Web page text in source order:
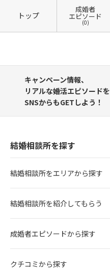
トップ
成婚者
エピソード
(0)
キャンペーン情報、
リアルな婚活エピソードを
SNSからもGETしよう！
結婚相談所を探す
結婚相談所をエリアから探す
結婚相談所を紹介してもらう
成婚者エピソードから探す
クチコミから探す